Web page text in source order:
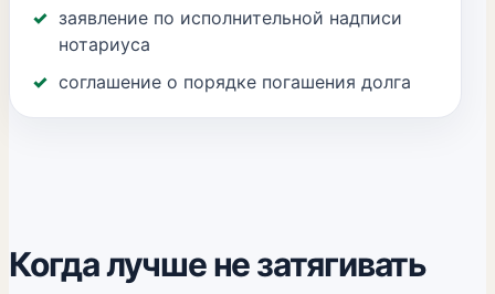
заявление по исполнительной надписи
нотариуса
соглашение о порядке погашения долга
Когда лучше не затягивать